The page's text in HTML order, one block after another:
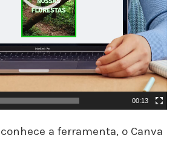
00:13
a ferramenta, o Canva